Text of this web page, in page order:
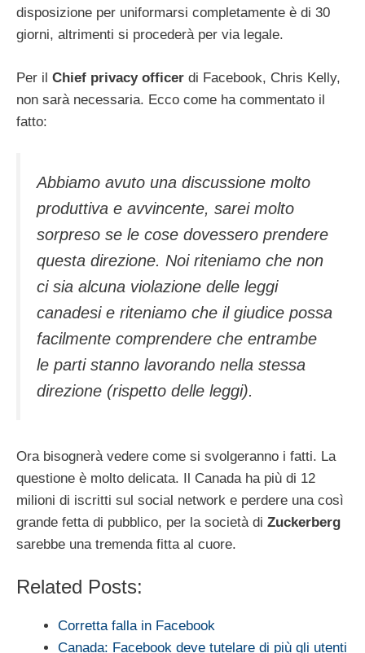
disposizione per uniformarsi completamente è di 30
giorni, altrimenti si procederà per via legale.
Per il Chief privacy officer di Facebook, Chris Kelly,
non sarà necessaria. Ecco come ha commentato il
fatto:
Abbiamo avuto una discussione molto
produttiva e avvincente, sarei molto
sorpreso se le cose dovessero prendere
questa direzione. Noi riteniamo che non
ci sia alcuna violazione delle leggi
canadesi e riteniamo che il giudice possa
facilmente comprendere che entrambe
le parti stanno lavorando nella stessa
direzione (rispetto delle leggi).
Ora bisognerà vedere come si svolgeranno i fatti. La
questione è molto delicata. Il Canada ha più di 12
milioni di iscritti sul social network e perdere una così
grande fetta di pubblico, per la società di Zuckerberg
sarebbe una tremenda fitta al cuore.
Related Posts:
Corretta falla in Facebook
Canada: Facebook deve tutelare di più gli utenti